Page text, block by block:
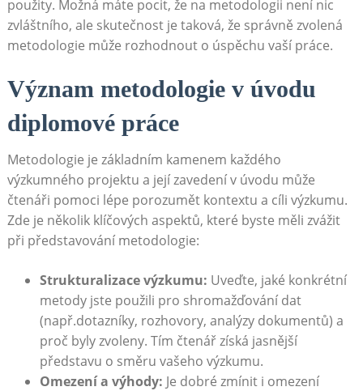
použity. Možná‌ máte pocit, že⁢ na metodologii není nic
zvláštního, ale skutečnost je taková,​ že správně zvolená
metodologie může⁣ rozhodnout o úspěchu vaší práce.
Význam metodologie v úvodu
diplomové práce
Metodologie je základním kamenem každého
výzkumného projektu a její zavedení v úvodu může
čtenáři pomoci lépe ⁤porozumět ‌kontextu a cíli výzkumu.
Zde⁤ je několik klíčových aspektů,​ které byste měli zvážit
při představování metodologie:
Strukturalizace výzkumu: Uveďte, jaké konkrétní
metody​ jste použili pro shromažďování dat
(např.dotazníky, rozhovory, analýzy dokumentů) a
proč byly zvoleny. Tím čtenář získá‌ jasnější
představu o směru vašeho výzkumu.
Omezení a výhody: Je ‍dobré zmínit i⁢ omezení